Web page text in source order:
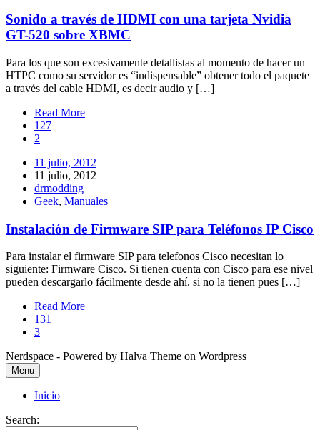
Sonido a través de HDMI con una tarjeta Nvidia
GT-520 sobre XBMC
Para los que son excesivamente detallistas al momento de hacer un
HTPC como su servidor es “indispensable” obtener todo el paquete
a través del cable HDMI, es decir audio y […]
Read More
127
2
11 julio, 2012
11 julio, 2012
drmodding
Geek, Manuales
Instalación de Firmware SIP para Teléfonos IP Cisco
Para instalar el firmware SIP para telefonos Cisco necesitan lo
siguiente: Firmware Cisco. Si tienen cuenta con Cisco para ese nivel
pueden descargarlo fácilmente desde ahí. si no la tienen pues […]
Read More
131
3
Nerdspace - Powered by Halva Theme on Wordpress
Menu
Inicio
Search: